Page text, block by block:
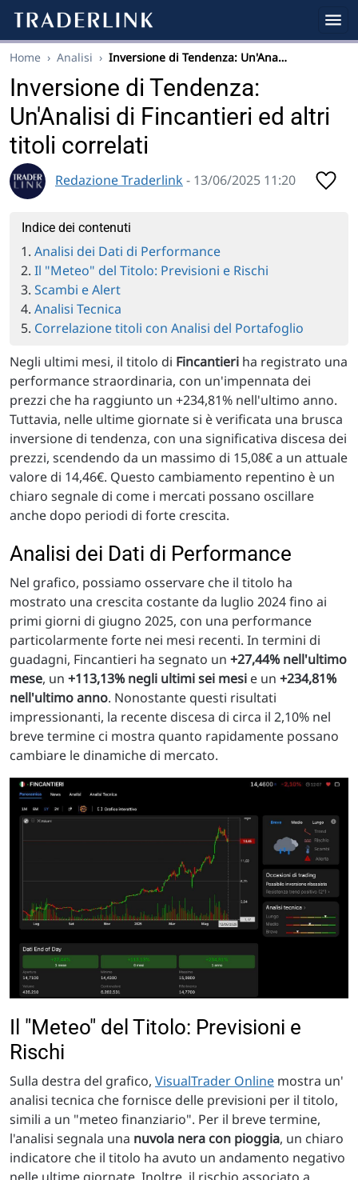
Home › Analisi › Inversione di Tendenza: Un'Ana…
Inversione di Tendenza:
Un'Analisi di Fincantieri ed altri
titoli correlati
Redazione Traderlink - 13/06/2025 11:20
Indice dei contenuti
Analisi dei Dati di Performance
Il "Meteo" del Titolo: Previsioni e Rischi
Scambi e Alert
Analisi Tecnica
Correlazione titoli con Analisi del Portafoglio
Negli ultimi mesi, il titolo di Fincantieri ha registrato una
performance straordinaria, con un'impennata dei
prezzi che ha raggiunto un +234,81% nell'ultimo anno.
Tuttavia, nelle ultime giornate si è verificata una brusca
inversione di tendenza, con una significativa discesa dei
prezzi, scendendo da un massimo di 15,08€ a un attuale
valore di 14,46€. Questo cambiamento repentino è un
chiaro segnale di come i mercati possano oscillare
anche dopo periodi di forte crescita.
Analisi dei Dati di Performance
Nel grafico, possiamo osservare che il titolo ha
mostrato una crescita costante da luglio 2024 fino ai
primi giorni di giugno 2025, con una performance
particolarmente forte nei mesi recenti. In termini di
guadagni, Fincantieri ha segnato un +27,44% nell'ultimo
mese, un +113,13% negli ultimi sei mesi e un +234,81%
nell'ultimo anno. Nonostante questi risultati
impressionanti, la recente discesa di circa il 2,10% nel
breve termine ci mostra quanto rapidamente possano
cambiare le dinamiche di mercato.
Il "Meteo" del Titolo: Previsioni e
Rischi
Sulla destra del grafico, VisualTrader Online mostra un'
analisi tecnica che fornisce delle previsioni per il titolo,
simili a un "meteo finanziario". Per il breve termine,
l'analisi segnala una nuvola nera con pioggia, un chiaro
indicatore che il titolo ha avuto un andamento negativo